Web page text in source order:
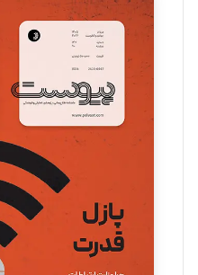
سروش کرمیان
تحریریه
مینا پاکدل
یسنا امان‌پور
تحریریه